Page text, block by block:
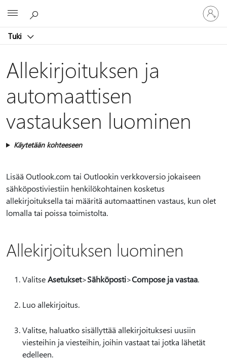
Tuki
Kirjaudu
sisään
tilille
Allekirjoituksen ja
automaattisen
vastauksen luominen
Käytetään kohteeseen
Lisää Outlook.com tai Outlookin verkkoversio jokaiseen
sähköpostiviestiin henkilökohtainen kosketus
allekirjoituksella tai määritä automaattinen vastaus, kun olet
lomalla tai poissa toimistolta.
Allekirjoituksen luominen
ValitseAsetukset>Sähköposti>Compose ja vastaa.
Luo allekirjoitus.
Valitse, haluatko sisällyttää allekirjoituksesi uusiin
viesteihin ja viesteihin, joihin vastaat tai jotka lähetät
edelleen.